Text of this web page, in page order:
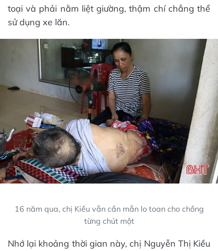
toại và phải nằm liệt giường, thậm chí chẳng thể
sử dụng xe lăn.
16 năm qua, chị Kiều vẫn cần mẫn lo toan cho chồng
từng chút một
Nhớ lại khoảng thời gian này, chị Nguyễn Thị Kiều